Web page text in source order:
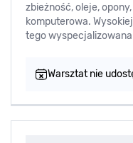
zbieżność, oleje,
komputerowa.
tego
Warsztat nie